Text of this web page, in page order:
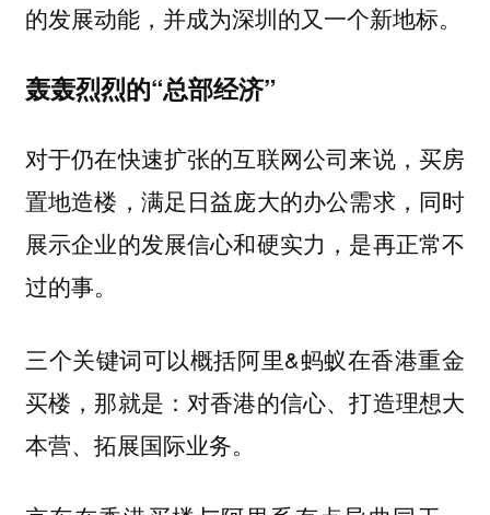
的发展动能，并成为深圳的又一个新地标。
轰轰烈烈的“总部经济”
对于仍在快速扩张的互联网公司来说，买房
置地造楼，满足日益庞大的办公需求，同时
展示企业的发展信心和硬实力，是再正常不
过的事。
三个关键词可以概括阿里&蚂蚁在香港重金
买楼，那就是：对香港的信心、打造理想大
本营、拓展国际业务。